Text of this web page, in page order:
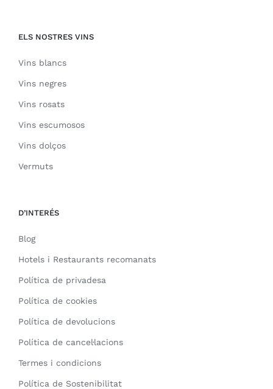
ELS NOSTRES VINS
Vins blancs
Vins negres
Vins rosats
Vins escumosos
Vins dolços
Vermuts
D’INTERÉS
Blog
Hotels i Restaurants recomanats
Política de privadesa
Política de cookies
Política de devolucions
Política de cancel·lacions
Termes i condicions
Política de Sostenibilitat